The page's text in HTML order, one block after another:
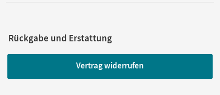
Rückgabe und Erstattung
Vertrag widerrufen